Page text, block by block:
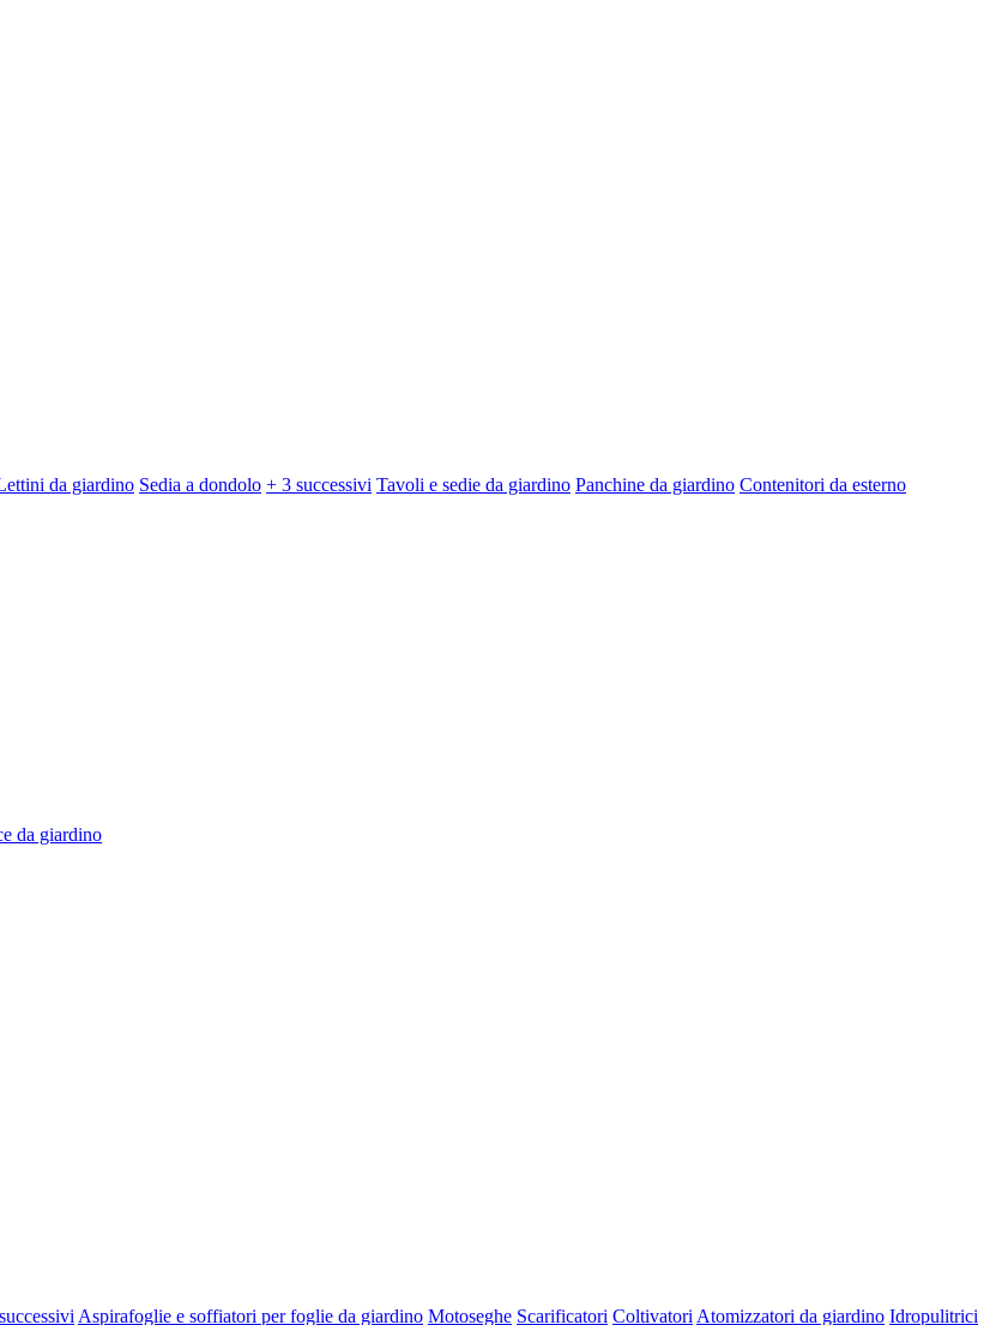
da giardino Sedia a dondolo + 3 successivi Tavoli e sedie da giardino Panchine da giardino Contenitori da esterno
da giardino
Aspirafoglie e soffiatori per foglie da giardino Motoseghe Scarificatori Coltivatori Atomizzatori da giardino Idropulitrici